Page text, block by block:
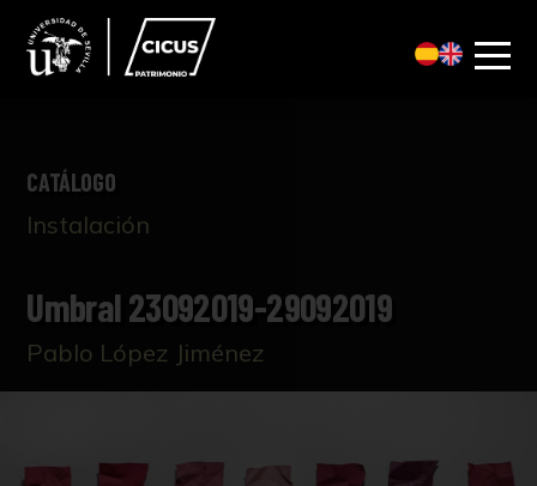
CATÁLOGO
Instalación
Umbral 23092019-29092019
Pablo López Jiménez